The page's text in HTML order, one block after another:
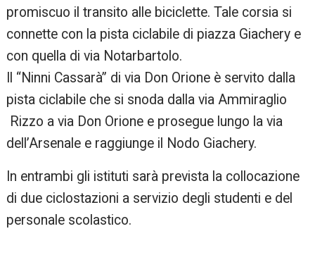
promiscuo il transito alle biciclette. Tale corsia si
connette con la pista ciclabile di piazza Giachery e
con quella di via Notarbartolo.
Il “Ninni Cassarà” di via Don Orione è servito dalla
pista ciclabile che si snoda dalla via Ammiraglio
Rizzo a via Don Orione e prosegue lungo la via
dell’Arsenale e raggiunge il Nodo Giachery.
In entrambi gli istituti sarà prevista la collocazione
di due ciclostazioni a servizio degli studenti e del
personale scolastico.